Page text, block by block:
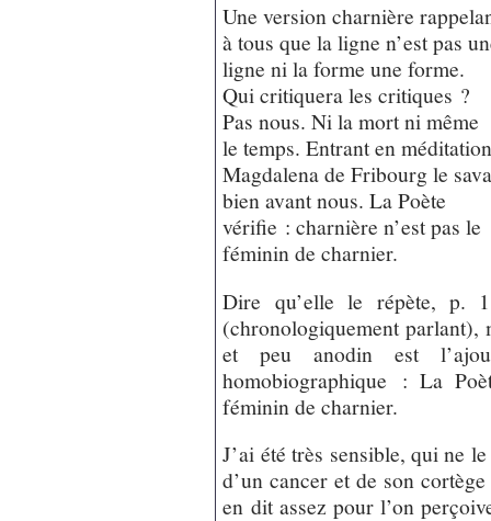
Une version charnière
à tous que la ligne n’est pas
ligne ni la forme une forme.
Qui critiquera les critiques ?
Pas nous. Ni la mort ni même
le temps. Entrant en
Magdalena de Fribourg le
bien avant nous. La Poète
vérifie : charnière n’est pas le
féminin de charnier.
Dire qu’elle le répète, p.
(chronologiquement parlant),
et peu anodin est
homobiographique : La
féminin de charnier.
J’ai été très sensible, qui ne
d’un cancer et de son
en dit assez pour l’on